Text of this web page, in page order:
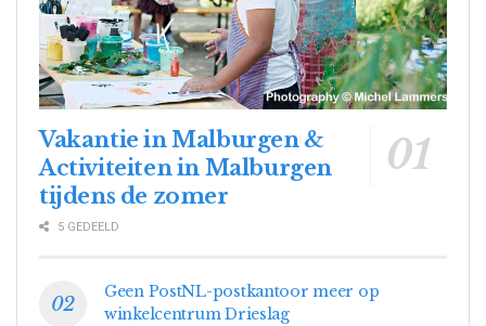
Vakantie in Malburgen &
Activiteiten in Malburgen
tijdens de zomer
5 GEDEELD
Geen PostNL-postkantoor meer op
winkelcentrum Drieslag